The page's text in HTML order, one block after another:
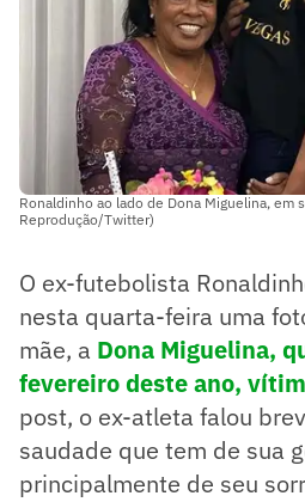
Ronaldinho ao lado de Dona Miguelina, em
Reprodução/Twitter)
O ex-futebolista
nesta quarta-feira uma
mãe, a Dona Miguelina,
fevereiro deste ano,
post, o ex-atleta falou
saudade que tem de sua
principalmente de seu